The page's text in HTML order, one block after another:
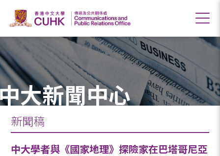
大新聞中心
新聞稿
中大學者與《國家地理》探險家在巴塔哥尼亞